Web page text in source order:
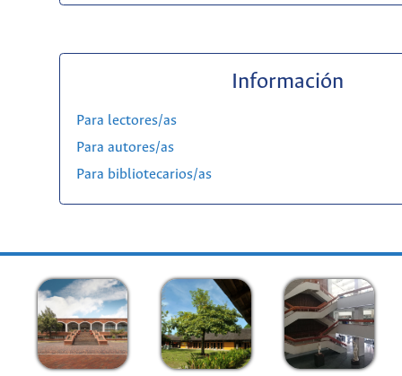
Información
Para lectores/as
Para autores/as
Para bibliotecarios/as